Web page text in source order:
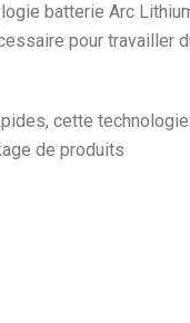
batterie Arc
pour travailler
cette technologie
de produits